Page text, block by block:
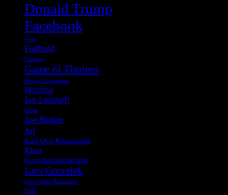
Donald Trump
Facebook
Ferie
Fodbold
Frankrig
Game of Thrones
Henrik Christensen
Herning
Jan Lützhøft
Japan
Joe Biden
Jul
Karl Ove Knausgård
Kina
Konspirationsteorier
Lars Gorzelak
Lars Løkke Rasmussen
Lidl